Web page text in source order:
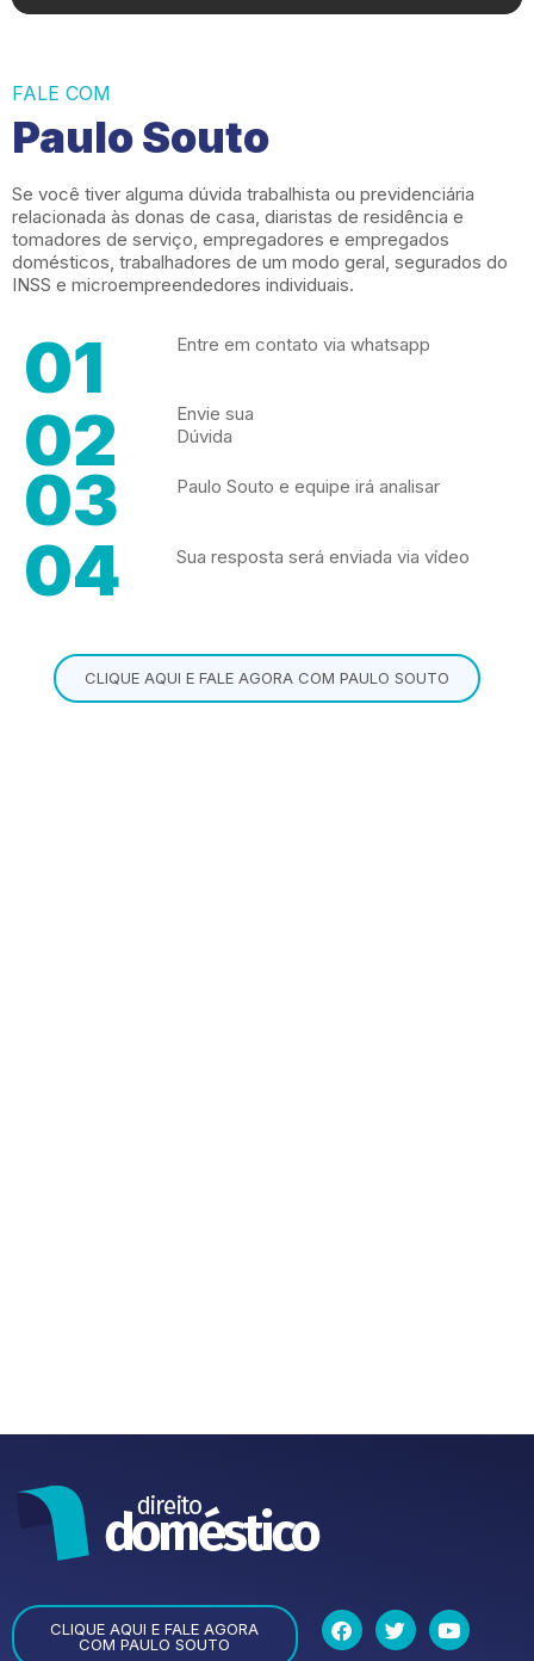
FALE COM
Paulo Souto
Se você tiver alguma dúvida trabalhista ou previdenciária
relacionada às donas de casa, diaristas de residência e
tomadores de serviço, empregadores e empregados
domésticos, trabalhadores de um modo geral, segurados do
INSS e microempreendedores individuais.
01 Entre em contato via whatsapp
02
Envie sua
Dúvida
03 Paulo Souto e equipe irá analisar
04 Sua resposta será enviada via vídeo
CLIQUE AQUI E FALE AGORA COM PAULO SOUTO
CLIQUE AQUI E FALE AGORA
COM PAULO SOUTO